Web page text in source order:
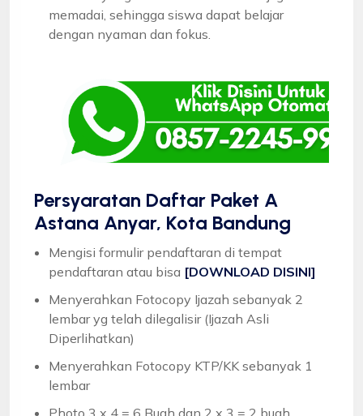
memadai, sehingga siswa dapat belajar
dengan nyaman dan fokus.
Persyaratan Daftar Paket A
Astana Anyar, Kota Bandung
Mengisi formulir pendaftaran di tempat
pendaftaran atau bisa [DOWNLOAD DISINI]
Menyerahkan Fotocopy Ijazah sebanyak 2
lembar yg telah dilegalisir (Ijazah Asli
Diperlihatkan)
Menyerahkan Fotocopy KTP/KK sebanyak 1
lembar
Photo 3 x 4 = 6 Buah dan 2 x 3 = 2 buah